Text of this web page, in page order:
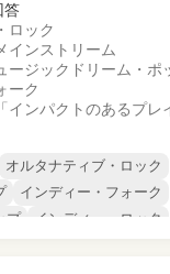
答
ロック
インストリーム
ージック ドリーム・ポ
ーク
インパクトのあるプレ
オルタナティブ・ロック
インディー・フォーク
プ
インディー・ロック